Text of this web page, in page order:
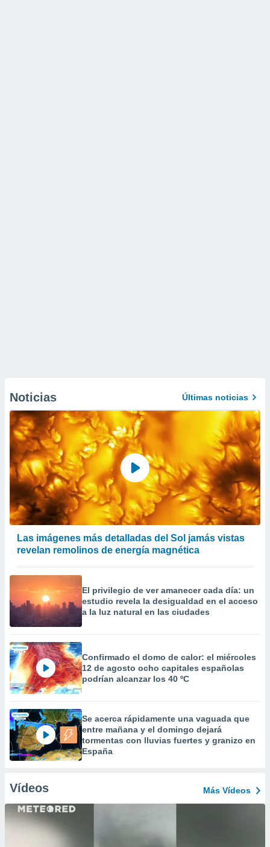
Noticias Últimas noticias
Las imágenes más detalladas del Sol jamás vistas
revelan remolinos de energía magnética
El privilegio de ver amanecer cada día: un
estudio revela la desigualdad en el acceso
a la luz natural en las ciudades
Confirmado el domo de calor: el miércoles
12 de agosto ocho capitales españolas
podrían alcanzar los 40 ºC
Se acerca rápidamente una vaguada que
entre mañana y el domingo dejará
tormentas con lluvias fuertes y granizo en
España
Vídeos Más Vídeos